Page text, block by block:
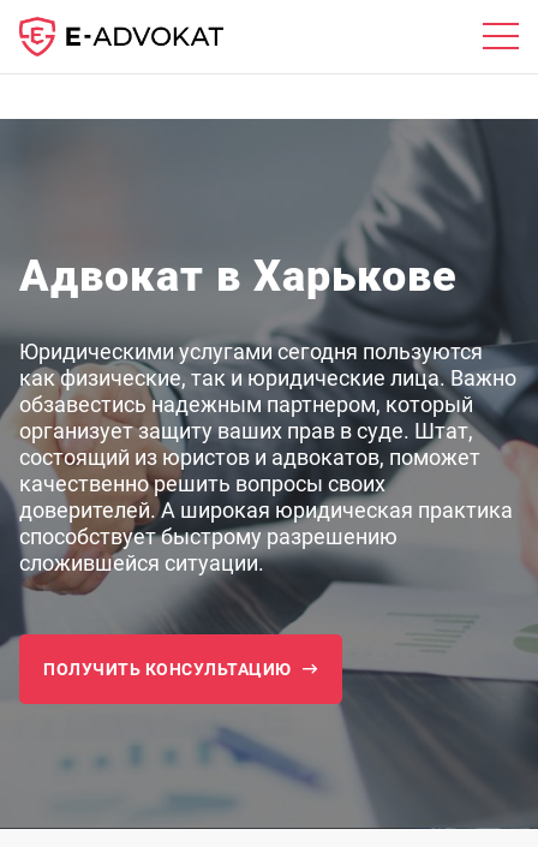
Адвокат в Харькове
Юридическими услугами сегодня пользуются
как физические, так и юридические лица. Важно
обзавестись надежным партнером, который
организует защиту ваших прав в суде. Штат,
состоящий из юристов и адвокатов, поможет
качественно решить вопросы своих
доверителей. А широкая юридическая практика
способствует быстрому разрешению
сложившейся ситуации.
ПОЛУЧИТЬ КОНСУЛЬТАЦИЮ